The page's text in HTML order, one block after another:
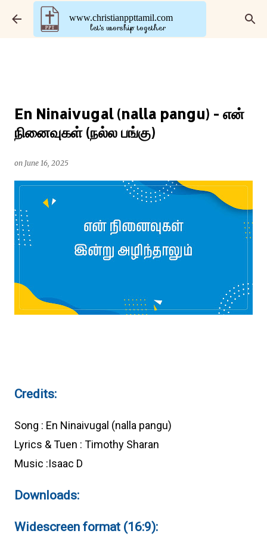
Skip to main content
www.christianppttamil.com
let's worship together
En Ninaivugal (nalla pangu) - என்
நினைவுகள் (நல்ல பங்கு)
on June 16, 2025
Credits:
Song : En Ninaivugal (nalla pangu)
Lyrics & Tuen : Timothy Sharan
Music :Isaac D
Downloads:
Widescreen format (16:9):